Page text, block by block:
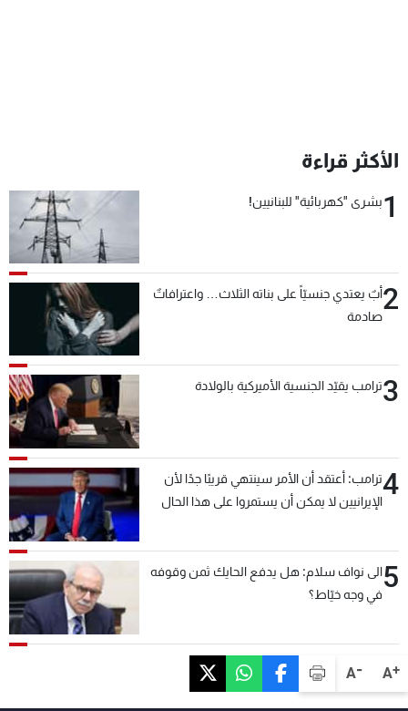
A+
A-
الأكثر قراءة
1بشرى "كهربائية" للبنانيين!
2أبٌ يعتدي جنسيّاً على بناته الثلاث… واعترافاتٌ
صادمة
3ترامب يقيّد الجنسية الأميركية بالولادة
4ترامب: أعتقد أن الأمر سينتهي قريبًا جدًا لأن
الإيرانيين لا يمكن أن يستمروا على هذا الحال
5الى نواف سلام: هل يدفع الحايك ثمن وقوفه
في وجه خيّاط؟